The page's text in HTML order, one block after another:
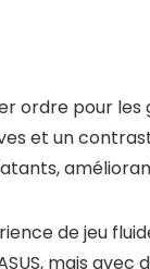
ordre pour
et un
de jeu
mais